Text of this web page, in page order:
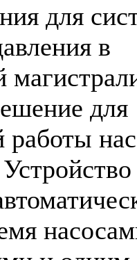
для
в
для
работы